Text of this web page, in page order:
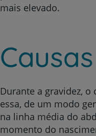
mais elevado.
Causas
Durante a gravidez,
essa, de um modo
na linha média do
momento do